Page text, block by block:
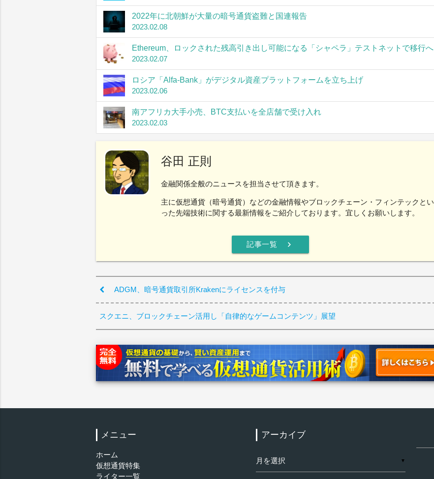
2022年に北朝鮮が大量の暗号通貨盗難と国連報告
2023.02.08
Ethereum、ロックされた残高引き出し可能になる「シャペラ」テストネットで移行へ
2023.02.07
ロシア「Alfa-Bank」がデジタル資産プラットフォームを立ち上げ
2023.02.06
南アフリカ大手小売、BTC支払いを全店舗で受け入れ
2023.02.03
谷田 正則
金融関係全般のニュースを担当させて頂きます。
主に仮想通貨（暗号通貨）などの金融情報やブロックチェーン・フィンテックとい
った先端技術に関する最新情報をご紹介しております。宜しくお願いします。
記事一覧 chevron_right
ADGM、暗号通貨取引所Krakenにライセンスを付与
スクエニ、ブロックチェーン活用し「自律的なゲームコンテンツ」展望
メニュー
ホーム
仮想通貨特集
ライター一覧
アーカイブ
ー
カ
▼
索: